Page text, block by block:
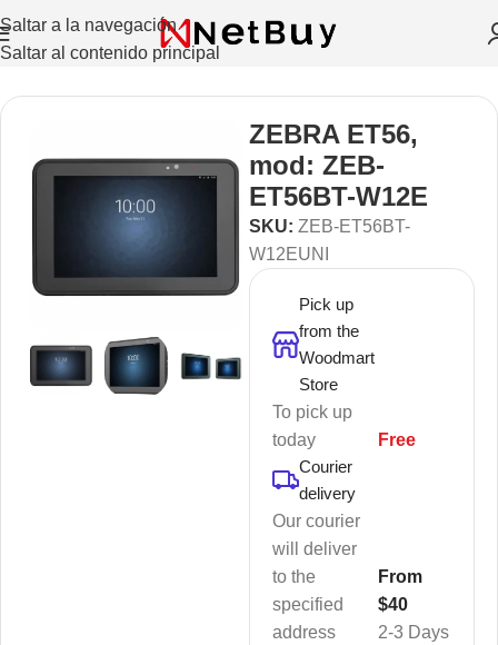
Saltar a la navegación
Saltar al contenido principal
Inicio/ Celulares Y Tablets/Celulares
ZEBRA ET56,
mod: ZEB-
ET56BT-W12E
SKU: ZEB-ET56BT-
W12EUNI
Pick up
from the
Woodmart
Store
To pick up
today
Free
Courier
delivery
Our courier
will deliver
to the
specified
address
2-3 Days
From
$40